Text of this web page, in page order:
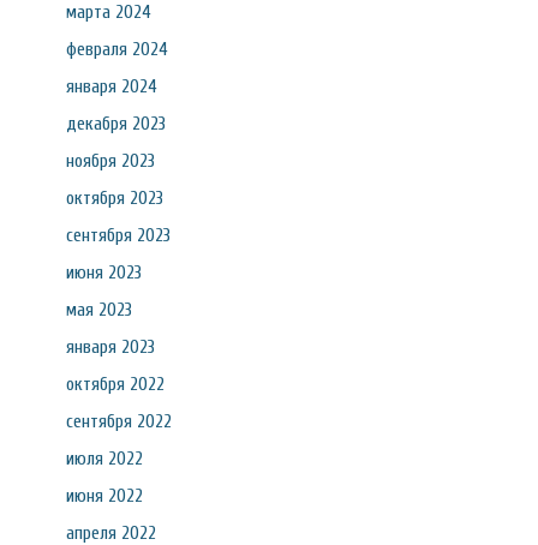
марта 2024
февраля 2024
января 2024
декабря 2023
ноября 2023
октября 2023
сентября 2023
июня 2023
мая 2023
января 2023
октября 2022
сентября 2022
июля 2022
июня 2022
апреля 2022